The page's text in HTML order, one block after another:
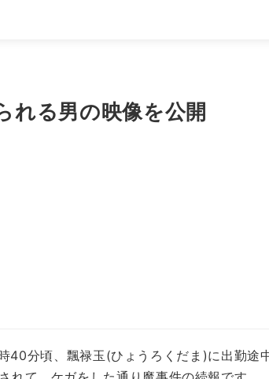
る男の映像を公開
分頃、飄禄玉(ひょうろくだま)に出勤途